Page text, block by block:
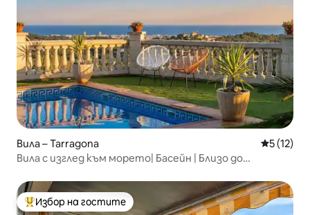
Вила – Tarragona Средна
5 (12)
Вила с изглед към морето| Басейн | Близо до
Най-популярен избор на гостите
Избор на гостите